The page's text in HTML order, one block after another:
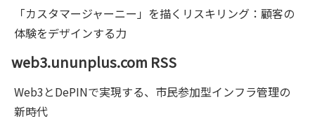
「カスタマージャーニー」を描くリスキリング：顧客の
体験をデザインする力
web3.ununplus.com RSS
Web3とDePINで実現する、市民参加型インフラ管理の
新時代